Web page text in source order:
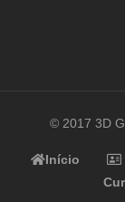
© 2017 3D
Início